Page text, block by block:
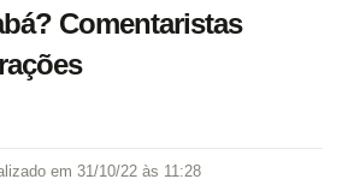
Comentaristas
em 31/10/22 às 11:28